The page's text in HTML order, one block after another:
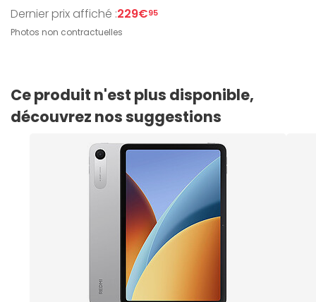
Dernier prix affiché :229€95
Photos non contractuelles
Ce produit n'est plus disponible,
découvrez nos suggestions